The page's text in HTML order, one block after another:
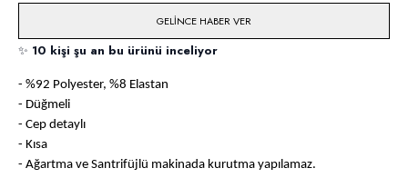
GELINCE HABER VER
✨ 10 kişi şu an bu ürünü inceliyor
- %92 Polyester, %8 Elastan
- Düğmeli
- Cep detaylı
- Kısa
- Ağartma ve Santrifüjlü makinada kurutma yapılamaz.